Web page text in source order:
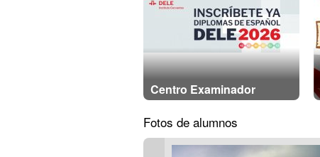
Centro Examinador
Fotos de alumnos